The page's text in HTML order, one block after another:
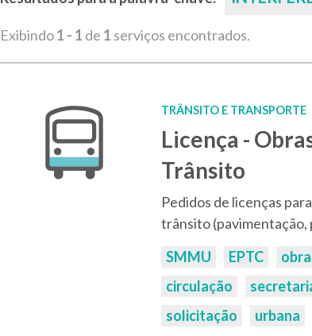
Exibindo1 - 1 de 1 serviços encontrados.
TRÂNSITO E TRANSPORTE
Licença -
Trânsito
Pedidos de licenças
trânsito (pavimentação,
Palavras-
chaves:
SMMU EPTC obra
circulação
solicitação
urbana